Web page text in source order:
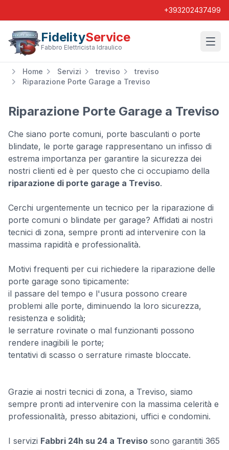
+393202437499
FidelityService
Fabbro Elettricista Idraulico
Home Servizi treviso
treviso
Riparazione Porte Garage a Treviso
Riparazione Porte Garage a Treviso
Che siano porte comuni, porte basculanti o porte
blindate, le porte garage rappresentano un infisso di
estrema importanza per garantire la sicurezza dei
nostri clienti ed è per questo che ci occupiamo della
riparazione di porte garage a Treviso.
Cerchi urgentemente un tecnico per la riparazione di
porte comuni o blindate per garage? Affidati ai nostri
tecnici di zona, sempre pronti ad intervenire con la
massima rapidità e professionalità.
Motivi frequenti per cui richiedere la riparazione delle
porte garage sono tipicamente:
il passare del tempo e l'usura possono creare
problemi alle porte, diminuendo la loro sicurezza,
resistenza e solidità;
le serrature rovinate o mal funzionanti possono
rendere inagibili le porte;
tentativi di scasso o serrature rimaste bloccate.
Grazie ai nostri tecnici di zona, a Treviso, siamo
sempre pronti ad intervenire con la massima celerità e
professionalità, presso abitazioni, uffici e condomini.
I servizi Fabbri 24h su 24 a Treviso sono garantiti 365